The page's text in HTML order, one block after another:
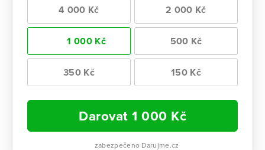
4 000 Kč 2 000 Kč
1 000 Kč 500 Kč
350 Kč 150 Kč
Darovat 1 000 Kč
zabezpečeno Darujme.cz